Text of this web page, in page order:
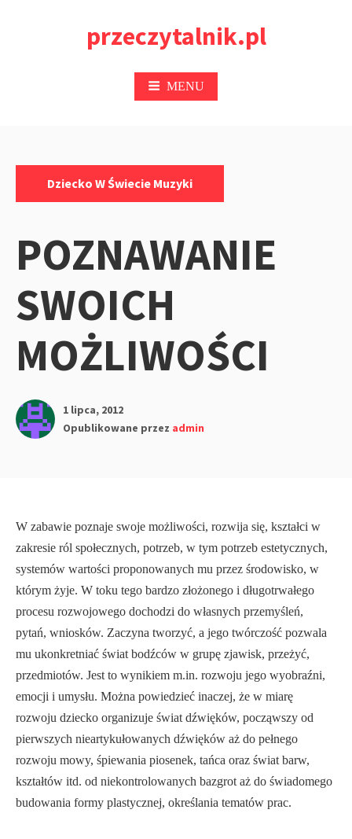
przeczytalnik.pl
MENU
Dziecko W Świecie Muzyki
POZNAWANIE
SWOICH
MOŻLIWOŚCI
1 lipca, 2012
Opublikowane przez admin
W zabawie poznaje swoje możliwości, rozwija się, kształci w
zakresie ról spo­łecznych, potrzeb, w tym potrzeb estetycznych,
systemów wartości proponowanych mu przez środowisko, w
którym żyje. W toku tego bardzo złożonego i długo­trwałego
procesu rozwojowego dochodzi do własnych przemyśleń,
pytań, wniosków. Zaczyna tworzyć, a jego twórczość pozwala
mu ukonkretniać świat bodźców w grupę zjawisk, przeżyć,
przedmiotów. Jest to wynikiem m.in. roz­woju jego wyobraźni,
emocji i umysłu. Można powiedzieć inaczej, że w miarę
rozwoju dziecko organizuje świat dźwięków, począwszy od
pierwszych nieartyku­łowanych dźwięków aż do pełnego
rozwoju mowy, śpiewania piosenek, tańca oraz świat barw,
kształtów itd. od niekontrolowanych bazgrot aż do świadomego
budo­wania formy plastycznej, określania tematów prac.